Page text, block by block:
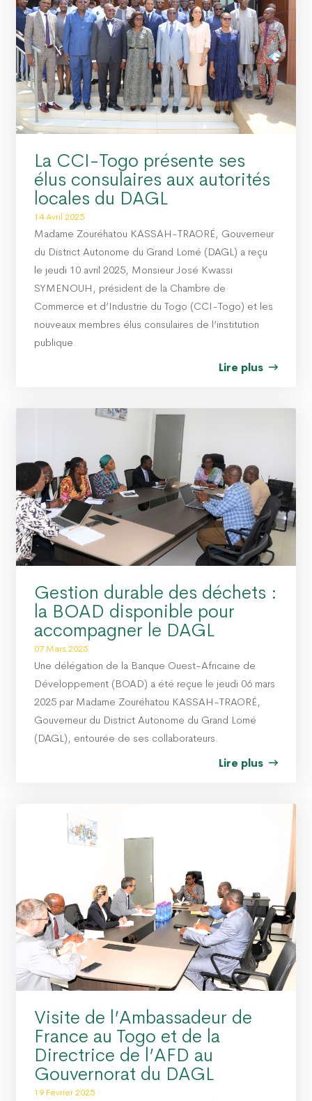
La CCI-Togo présente ses
élus consulaires aux autorités
locales du DAGL
14 Avril 2025
Madame Zouréhatou KASSAH-TRAORÉ, Gouverneur
du District Autonome du Grand Lomé (DAGL) a reçu
le jeudi 10 avril 2025, Monsieur José Kwassi
SYMENOUH, président de la Chambre de
Commerce et d’Industrie du Togo (CCI-Togo) et les
nouveaux membres élus consulaires de l’institution
publique.
Lire plus
Gestion durable des déchets :
la BOAD disponible pour
accompagner le DAGL
07 Mars 2025
Une délégation de la Banque Ouest-Africaine de
Développement (BOAD) a été reçue le jeudi 06 mars
2025 par Madame Zouréhatou KASSAH-TRAORÉ,
Gouverneur du District Autonome du Grand Lomé
(DAGL), entourée de ses collaborateurs.
Lire plus
Visite de l’Ambassadeur de
France au Togo et de la
Directrice de l’AFD au
Gouvernorat du DAGL
19 Février 2025